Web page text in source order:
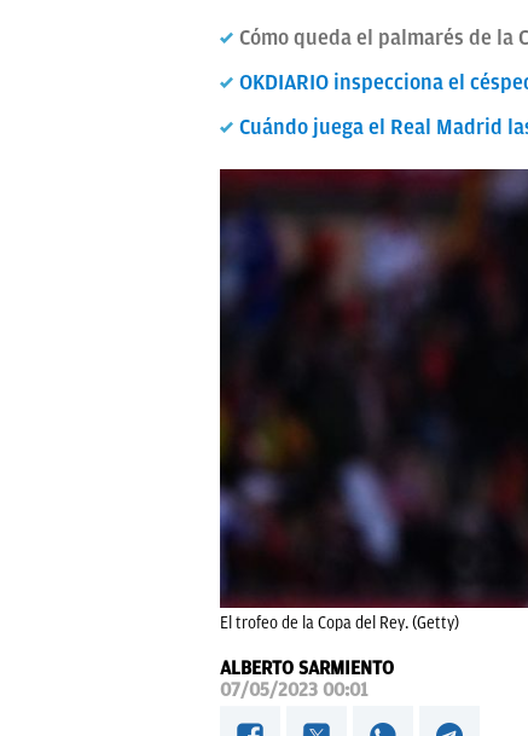
Cómo queda el palmarés de la
OKDIARIO inspecciona el
Cuándo juega el Real Madrid
El trofeo de la Copa del Rey. (Getty)
ALBERTO SARMIENTO
07/05/2023 00:01